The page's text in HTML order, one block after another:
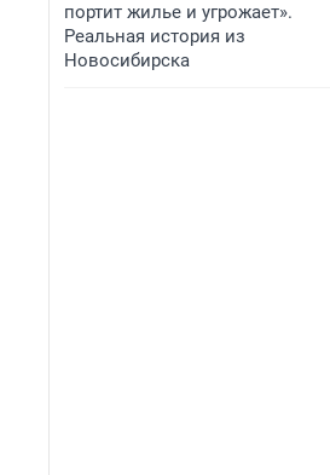
портит жилье и угрожает».
Реальная история из
Новосибирска